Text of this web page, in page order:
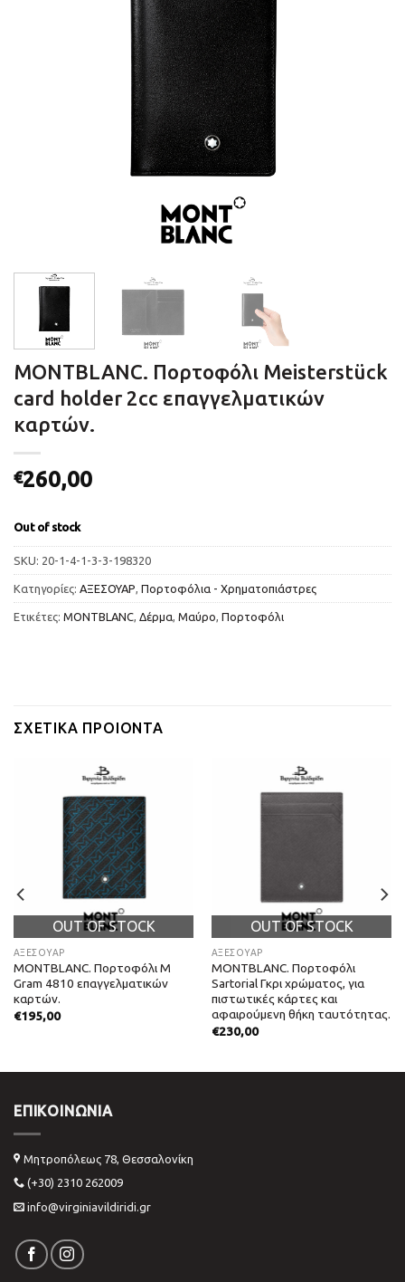
MONTBLANC. Πορτοφόλι Meisterstück
card holder 2cc επαγγελματικών
καρτών.
€260,00
Out of stock
SKU: 20-1-4-1-3-3-198320
Κατηγορίες: ΑΞΕΣΟΥΑΡ Πορτοφόλια - Χρηματοπιάστρες
Ετικέτες: MONTBLANC Δέρμα Μαύρο Πορτοφόλι
ΣΧΕΤΙΚΆ ΠΡΟΙΌΝΤΑ
OUT OF STOCK
ΑΞΕΣΟΥΑΡ
MONTBLANC. Πορτοφόλι M
Gram 4810 επαγγελματικών
καρτών.
€195,00
OUT OF STOCK
ΑΞΕΣΟΥΑΡ
MONTBLANC. Πορτοφόλι
Sartorial Γκρι χρώματος, για
πιστωτικές κάρτες και
αφαιρούμενη θήκη ταυτότητας.
€230,00
ΕΠΙΚΟΙΝΩΝΊΑ
Μητροπόλεως 78, Θεσσαλονίκη
(+30) 2310 262009
info@virginiavildiridi.gr